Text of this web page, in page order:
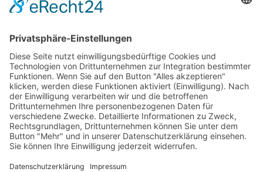
Sie haben Fragen?